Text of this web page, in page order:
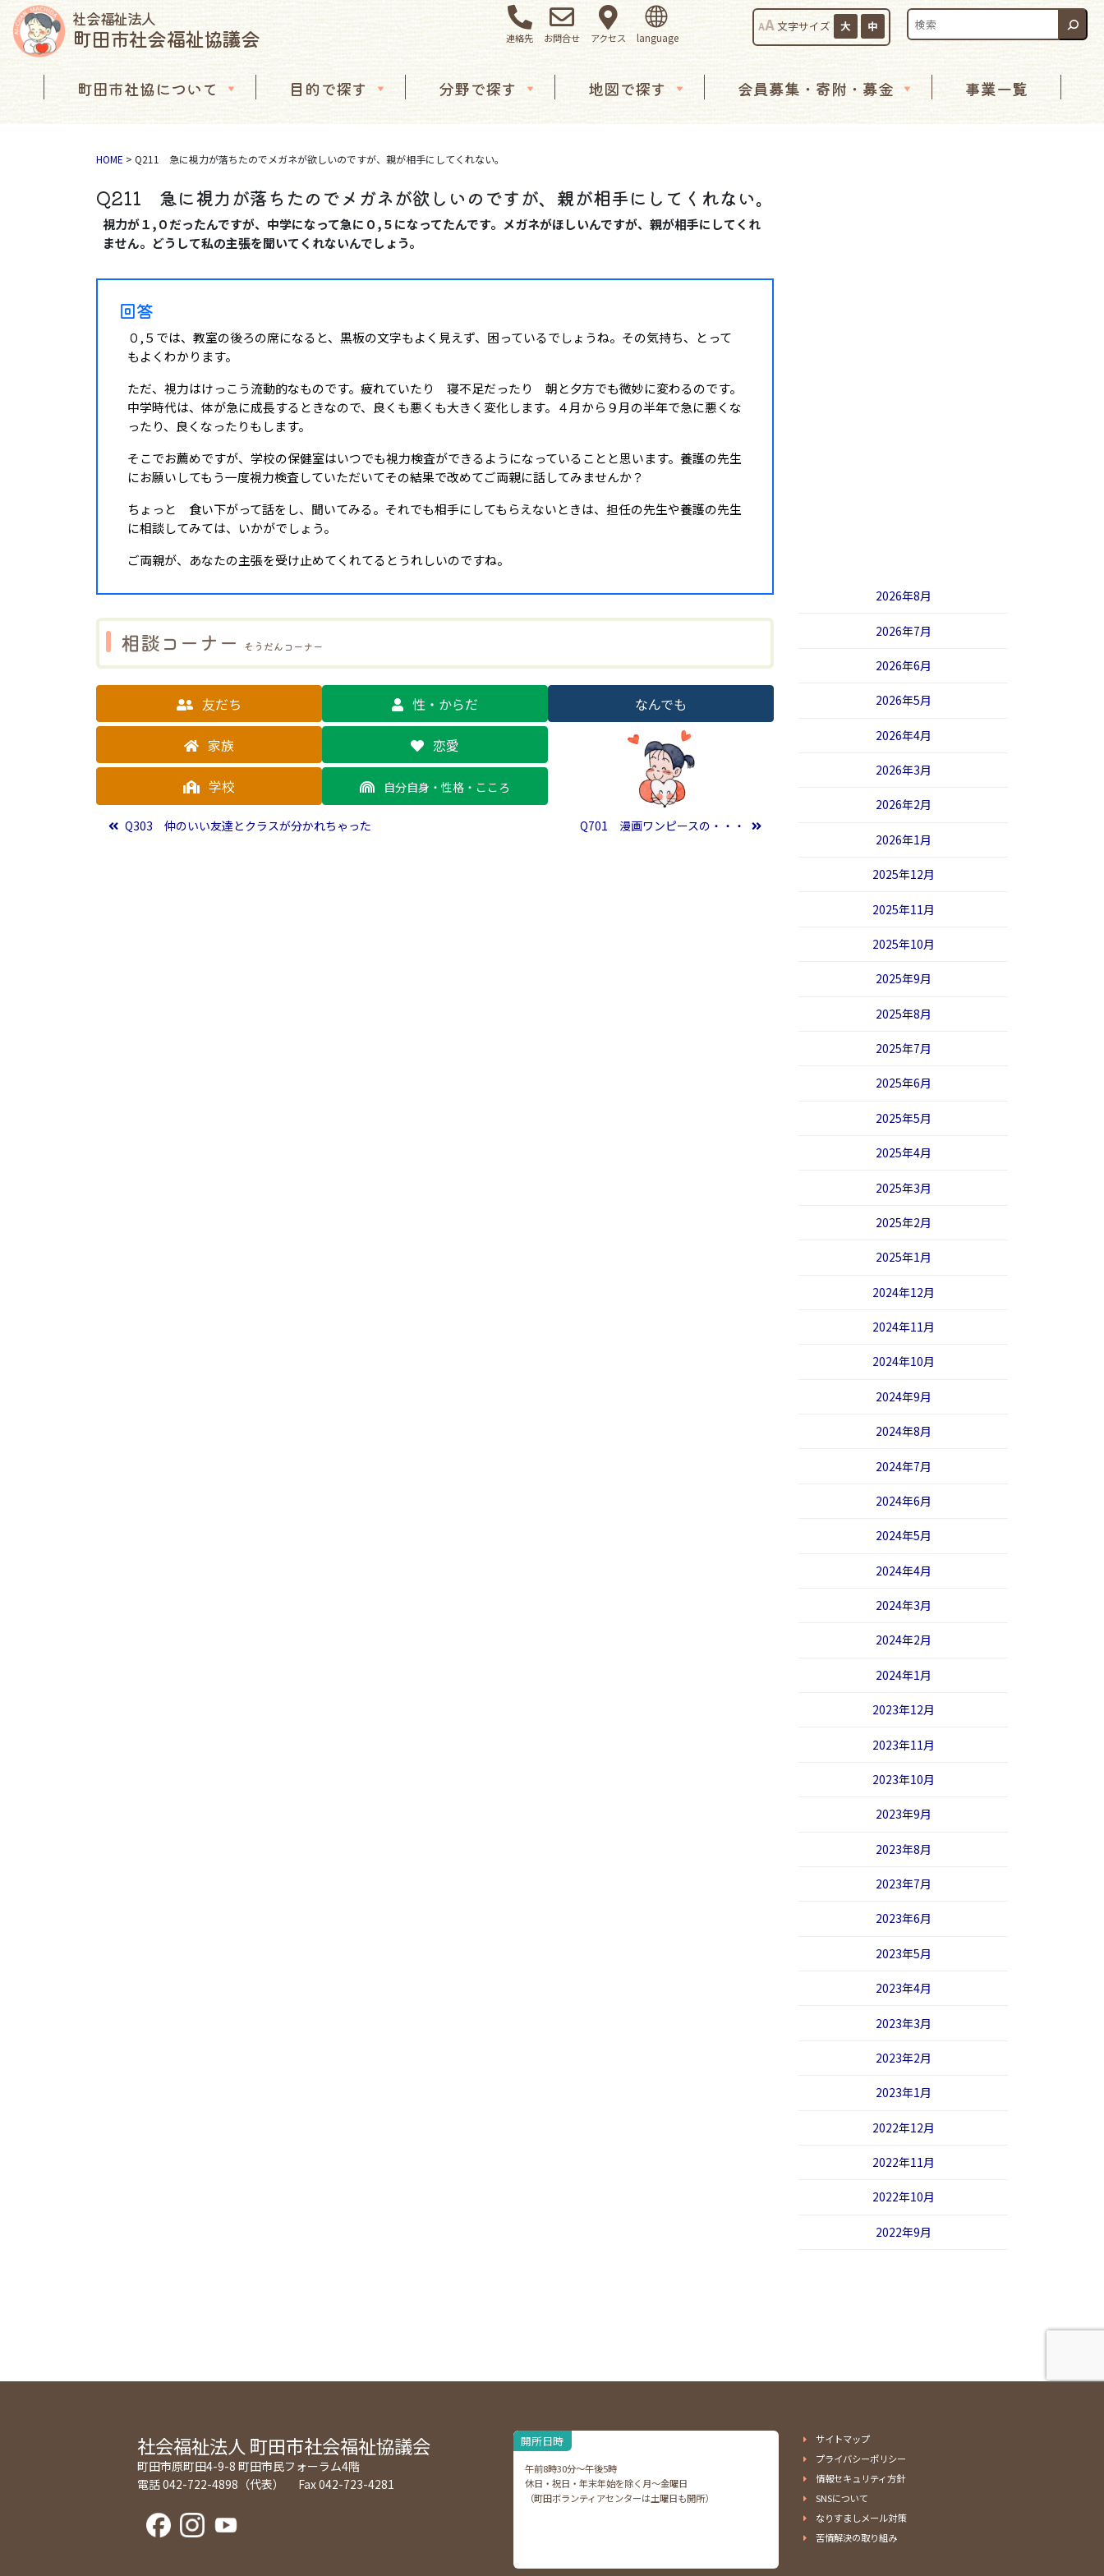
社会福祉法人
町田市社会福祉協議会 AA文字サイズ 大 中
検索:
連絡先 お問合せ アクセス
コンテンツへスキップ
メインナビゲーション
町田市社協について 目的で探す 分野で探す 地図で探す 会員募集・寄附・募金 事業一覧
HOME > Q211 急に視力が落ちたのでメガネが欲しいのですが、親が相手にしてくれない。
Q211 急に視力が落ちたのでメガネが欲しいのですが、親が相手にしてくれない。
視力が１,０だったんですが、中学になって急に０,５になってたんです。メガネがほしいんですが、親が相手にしてくれ
ません。どうして私の主張を聞いてくれないんでしょう。
回答
０,５では、教室の後ろの席になると、黒板の文字もよく見えず、困っているでしょうね。その気持ち、とって
もよくわかります。
ただ、視力はけっこう流動的なものです。疲れていたり 寝不足だったり 朝と夕方でも微妙に変わるのです。
中学時代は、体が急に成長するときなので、良くも悪くも大きく変化します。４月から９月の半年で急に悪くな
ったり、良くなったりもします。
そこでお薦めですが、学校の保健室はいつでも視力検査ができるようになっていることと思います。養護の先生
にお願いしてもう一度視力検査していただいてその結果で改めてご両親に話してみませんか？
ちょっと 食い下がって話をし、聞いてみる。それでも相手にしてもらえないときは、担任の先生や養護の先生
に相談してみては、いかがでしょう。
ご両親が、あなたの主張を受け止めてくれてるとうれしいのですね。
相談コーナー そうだんコーナー
友だち
家族
学校
性・からだ
恋愛
自分自身・性格・こころ
なんでも
投稿ナビゲーション
Q303 仲のいい友達とクラスが分かれちゃった Q701 漫画ワンピースの・・・
2026年8月
2026年7月
2026年6月
2026年5月
2026年4月
2026年3月
2026年2月
2026年1月
2025年12月
2025年11月
2025年10月
2025年9月
2025年8月
2025年7月
2025年6月
2025年5月
2025年4月
2025年3月
2025年2月
2025年1月
2024年12月
2024年11月
2024年10月
2024年9月
2024年8月
2024年7月
2024年6月
2024年5月
2024年4月
2024年3月
2024年2月
2024年1月
2023年12月
2023年11月
2023年10月
2023年9月
2023年8月
2023年7月
2023年6月
2023年5月
2023年4月
2023年3月
2023年2月
2023年1月
2022年12月
2022年11月
2022年10月
2022年9月
社会福祉法人 町田市社会福祉協議会
町田市原町田4-9-8 町田市民フォーラム4階
電話 042-722-4898（代表） Fax 042-723-4281
開所日時
午前8時30分～午後5時
休日・祝日・年末年始を除く月～金曜日
（町田ボランティアセンターは土曜日も開所）
サイトマップ
プライバシーポリシー
情報セキュリティ方針
SNSについて
なりすましメール対策
苦情解決の取り組み